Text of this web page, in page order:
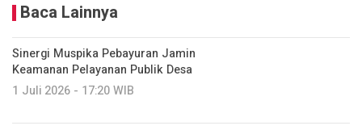
Baca Lainnya
Sinergi Muspika Pebayuran Jamin
Keamanan Pelayanan Publik Desa
1 Juli 2026 - 17:20 WIB